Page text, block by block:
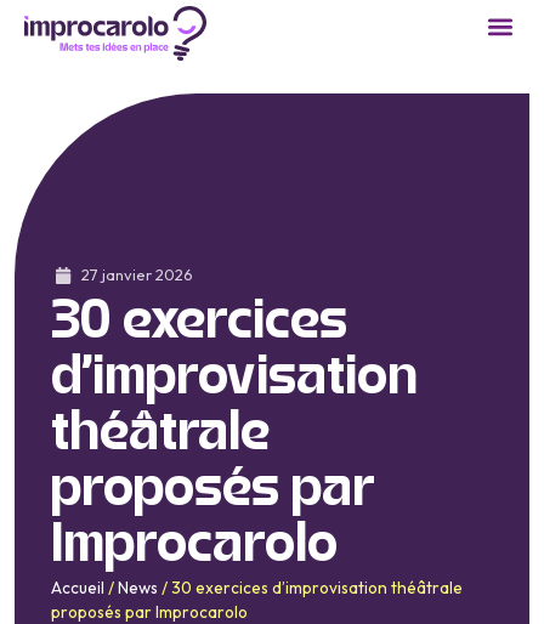
27 janvier 2026
30 exercices
d’improvisation
théâtrale
proposés par
Improcarolo
Accueil /News /30 exercices d’improvisation théâtrale
proposés par Improcarolo